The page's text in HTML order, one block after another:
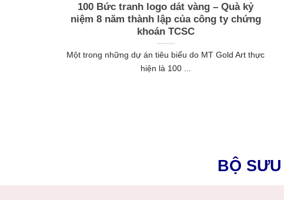
Quà Tặng Hội Nghị Khách Hàng VIP –
Tranh Cá Chép Hoa Sen Dát Vàng PV GAS
Sang Trọng & Đẳng Cấp
Trong các chương trình hội nghị khách hàng VIP,
doanh nghiệp không chỉ gửi lời ...
BỘ